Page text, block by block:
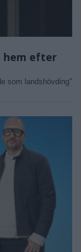
hem efter
som landshövding"